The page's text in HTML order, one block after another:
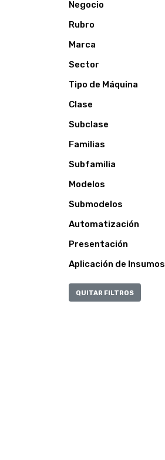
Negocio
Rubro
Marca
Sector
Tipo de Máquina
Clase
Subclase
Familias
Subfamilia
Modelos
Submodelos
Automatización
Presentación
Aplicación de Insumos
QUITAR FILTROS